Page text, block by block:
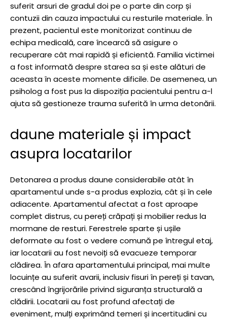
suferit arsuri de gradul doi pe o parte din corp și
contuzii din cauza impactului cu resturile materiale. În
prezent, pacientul este monitorizat continuu de
echipa medicală, care încearcă să asigure o
recuperare cât mai rapidă și eficientă. Familia victimei
a fost informată despre starea sa și este alături de
aceasta în aceste momente dificile. De asemenea, un
psiholog a fost pus la dispoziția pacientului pentru a-l
ajuta să gestioneze trauma suferită în urma detonării.
daune materiale și impact
asupra locatarilor
Detonarea a produs daune considerabile atât în
apartamentul unde s-a produs explozia, cât și în cele
adiacente. Apartamentul afectat a fost aproape
complet distrus, cu pereți crăpați și mobilier redus la
mormane de resturi. Ferestrele sparte și ușile
deformate au fost o vedere comună pe întregul etaj,
iar locatarii au fost nevoiți să evacueze temporar
clădirea. În afara apartamentului principal, mai multe
locuințe au suferit avarii, inclusiv fisuri în pereți și tavan,
crescând îngrijorările privind siguranța structurală a
clădirii. Locatarii au fost profund afectați de
eveniment, mulți exprimând temeri și incertitudini cu